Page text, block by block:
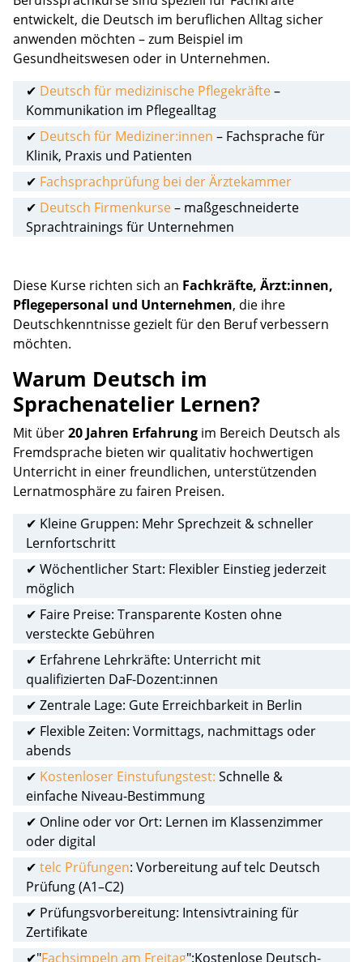
entwickelt, die Deutsch im beruflichen Alltag sicher
anwenden möchten – zum Beispiel im
Gesundheitswesen oder in Unternehmen.
✔ Deutsch für medizinische Pflegekräfte–
Kommunikation im Pflegealltag
✔ Deutsch für Mediziner:innen – Fachsprache für
Klinik, Praxis und Patienten
✔ Fachsprachprüfung bei der Ärztekammer
✔ Deutsch Firmenkurse– maßgeschneiderte
Sprachtrainings für Unternehmen
Diese Kurse richten sich an Fachkräfte, Ärzt:innen,
Pflegepersonal und Unternehmen, die ihre
Deutschkenntnisse gezielt für den Beruf verbessern
möchten.
Warum Deutsch im
Sprachenatelier Lernen?
Mit über20 Jahren Erfahrung im Bereich Deutsch als
Fremdsprache bieten wir qualitativ hochwertigen
Unterricht in einer freundlichen, unterstützenden
Lernatmosphäre zu fairen Preisen.
✔ Kleine Gruppen: Mehr Sprechzeit & schneller
Lernfortschritt
✔ Wöchentlicher Start: Flexibler Einstieg jederzeit
möglich
✔ Faire Preise: Transparente Kosten ohne
versteckte Gebühren
✔ Erfahrene Lehrkräfte: Unterricht mit
qualifizierten DaF-Dozent:innen
✔ Zentrale Lage: Gute Erreichbarkeit in Berlin
✔ Flexible Zeiten: Vormittags, nachmittags oder
abends
✔ Kostenloser Einstufungstest: Schnelle &
einfache Niveau-Bestimmung
✔ Online oder vor Ort: Lernen im Klassenzimmer
oder digital
✔ telc Prüfungen: Vorbereitung auf telc Deutsch
Prüfung (A1–C2)
✔ Prüfungsvorbereitung: Intensivtraining für
Zertifikate
✔"Fachsimpeln am Freitag":Kostenlose Deutsch-